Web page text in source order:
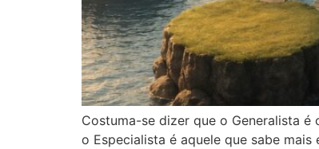
Costuma-se dizer que o Generalista é
o Especialista é aquele que sabe